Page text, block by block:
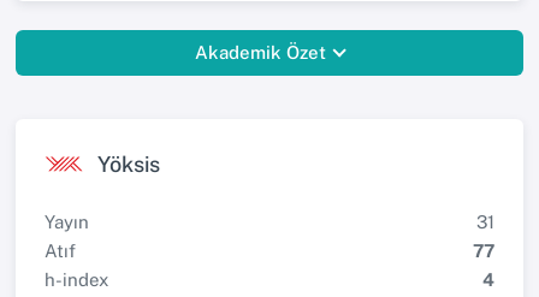
Akademik Özet
Yöksis
Yayın
31
Atıf
77
h-index
4